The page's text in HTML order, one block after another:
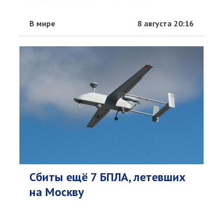
В мире 8 августа 20:16
Сбиты ещё 7 БПЛА, летевших
на Москву